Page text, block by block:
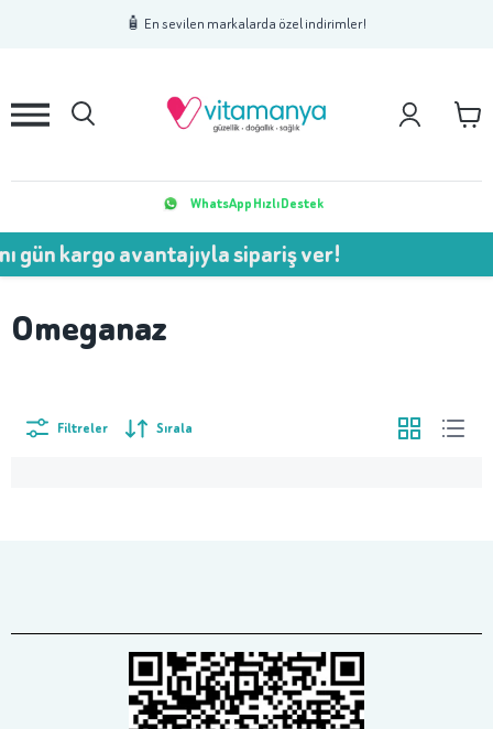
🧴 En sevilen markalarda özel indirimler!
2 3
WhatsApp Hızlı Destek
gün kargo avantajıyla sipariş ver!
Omeganaz
Filtreler Sırala